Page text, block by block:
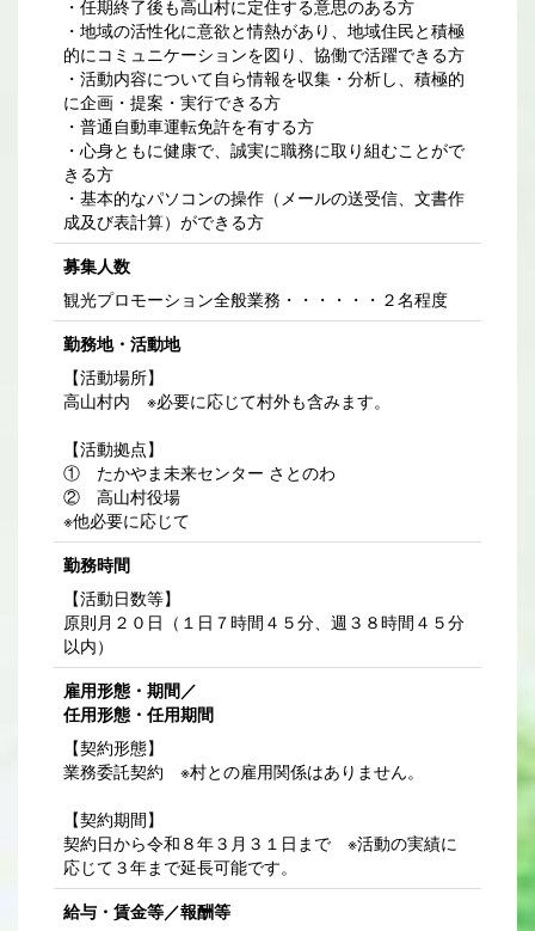
・任期終了後も高山村に定住する意思のある方
・地域の活性化に意欲と情熱があり、地域住民と積極
的にコミュニケーションを図り、協働で活躍できる方
・活動内容について自ら情報を収集・分析し、積極的
に企画・提案・実行できる方
・普通自動車運転免許を有する方
・心身ともに健康で、誠実に職務に取り組むことがで
きる方
・基本的なパソコンの操作（メールの送受信、文書作
成及び表計算）ができる方
募集人数
観光プロモーション全般業務・・・・・・２名程度
勤務地・活動地
【活動場所】
高山村内 ※必要に応じて村外も含みます。
【活動拠点】
① たかやま未来センター さとのわ
② 高山村役場
※他必要に応じて
勤務時間
【活動日数等】
原則月２０日（１日７時間４５分、週３８時間４５分
以内）
雇用形態・期間／
任用形態・任用期間
【契約形態】
業務委託契約 ※村との雇用関係はありません。
【契約期間】
契約日から令和８年３月３１日まで ※活動の実績に
応じて３年まで延長可能です。
給与・賃金等／報酬等